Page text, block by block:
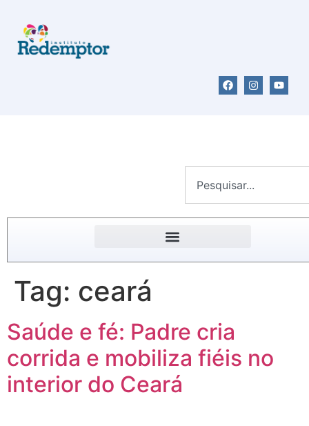
Tag: ceará
Saúde e fé: Padre cria
corrida e mobiliza fiéis no
interior do Ceará